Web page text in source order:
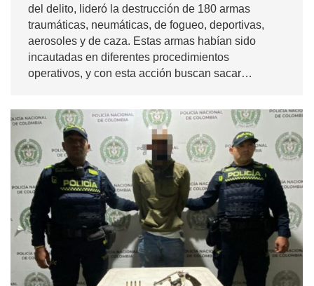
del delito, lideró la destrucción de 180 armas
traumáticas, neumáticas, de fogueo, deportivas,
aerosoles y de caza. Estas armas habían sido
incautadas en diferentes procedimientos
operativos, y con esta acción buscan sacar…